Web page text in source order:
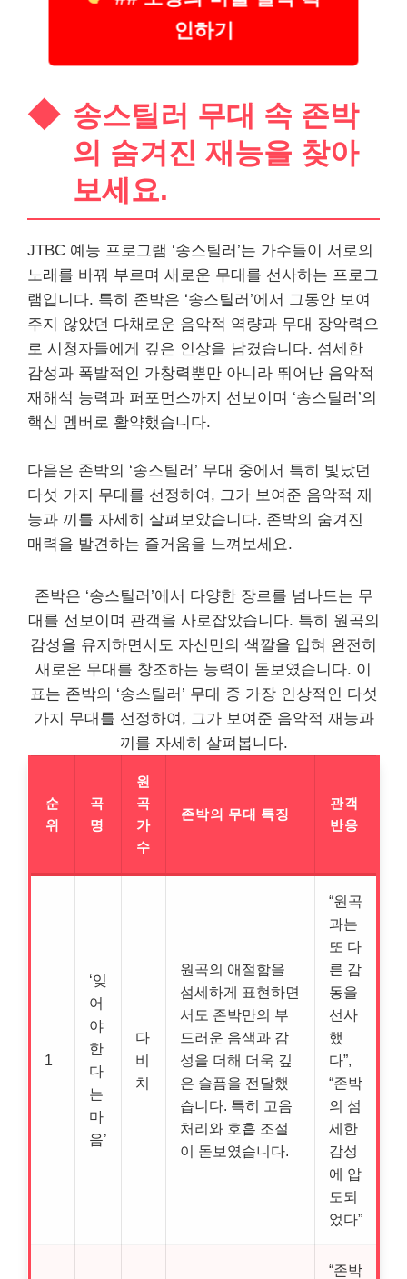
인하기
송스틸러 무대 속 존박
의 숨겨진 재능을 찾아
보세요.
JTBC 예능 프로그램 ‘송스틸러’는 가수들이 서로의
노래를 바꿔 부르며 새로운 무대를 선사하는 프로그
램입니다. 특히 존박은 ‘송스틸러’에서 그동안 보여
주지 않았던 다채로운 음악적 역량과 무대 장악력으
로 시청자들에게 깊은 인상을 남겼습니다. 섬세한
감성과 폭발적인 가창력뿐만 아니라 뛰어난 음악적
재해석 능력과 퍼포먼스까지 선보이며 ‘송스틸러’의
핵심 멤버로 활약했습니다.
다음은 존박의 ‘송스틸러’ 무대 중에서 특히 빛났던
다섯 가지 무대를 선정하여, 그가 보여준 음악적 재
능과 끼를 자세히 살펴보았습니다. 존박의 숨겨진
매력을 발견하는 즐거움을 느껴보세요.
존박은 ‘송스틸러’에서 다양한 장르를 넘나드는 무
대를 선보이며 관객을 사로잡았습니다. 특히 원곡의
감성을 유지하면서도 자신만의 색깔을 입혀 완전히
새로운 무대를 창조하는 능력이 돋보였습니다. 이
표는 존박의 ‘송스틸러’ 무대 중 가장 인상적인 다섯
가지 무대를 선정하여, 그가 보여준 음악적 재능과
끼를 자세히 살펴봅니다.
순
위
곡
명
원
곡
가
수
존박의 무대 특징
관객
반응
1
‘잊
어
야
한
다
는
마
음’
다
비
치
원곡의 애절함을
섬세하게 표현하면
서도 존박만의 부
드러운 음색과 감
성을 더해 더욱 깊
은 슬픔을 전달했
습니다. 특히 고음
처리와 호흡 조절
이 돋보였습니다.
“원곡
과는
또 다
른 감
동을
선사
했
다”,
“존박
의 섬
세한
감성
에 압
도되
었다”
“존박